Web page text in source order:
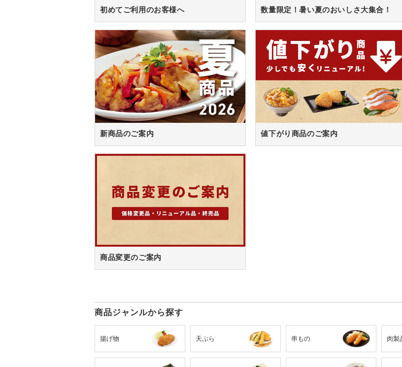
初めてご利用のお客様へ 数量限定！暑い夏のおいしさ大集合！
新商品のご案内 値下がり商品のご案内
商品変更のご案内
商品ジャンルから探す
揚げ物 天ぷら 串もの 肉製